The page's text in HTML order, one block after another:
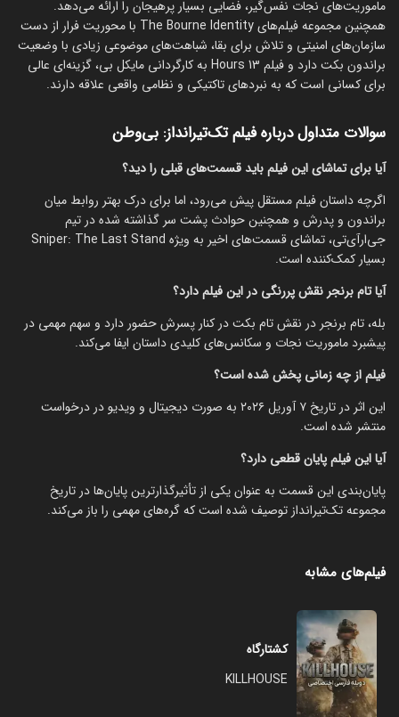
ماموریت‌های نجات نفس‌گیر، فضایی بسیار پرهیجان را ارائه می‌دهد.
همچنین مجموعه فیلم‌های The Bourne Identity با محوریت فرار از دست
سازمان‌های امنیتی و تلاش برای بقا، شباهت‌های موضوعی زیادی با وضعیت
براندون بکت دارد و فیلم 13 Hours به کارگردانی مایکل بی، گزینه‌ای عالی
برای کسانی است که به نبردهای تاکتیکی و نظامی واقعی علاقه دارند.
سوالات متداول درباره فیلم تک‌تیرانداز: بی‌وطن
آیا برای تماشای این فیلم باید قسمت‌های قبلی را دید؟
اگرچه داستان فیلم مستقل پیش می‌رود، اما برای درک بهتر روابط میان
براندون و پدرش و همچنین حوادث پشت سر گذاشته شده در تیم
جی‌ار‌آی‌تی، تماشای قسمت‌های اخیر به ویژه Sniper: The Last Stand
بسیار کمک‌کننده است.
آیا تام برنجر نقش پررنگی در این فیلم دارد؟
بله، تام برنجر در نقش تام بکت در کنار پسرش حضور دارد و سهم مهمی در
پیشبرد ماموریت نجات و سکانس‌های کلیدی داستان ایفا می‌کند.
فیلم از چه زمانی پخش شده است؟
این اثر در تاریخ ۷ آوریل ۲۰۲۶ به صورت دیجیتال و ویدیو در درخواست
منتشر شده است.
آیا این فیلم پایان قطعی دارد؟
پایان‌بندی این قسمت به عنوان یکی از تأثیرگذارترین پایان‌ها در تاریخ
مجموعه تک‌تیرانداز توصیف شده است که گره‌های مهمی را باز می‌کند.
فیلم‌های مشابه
کشتارگاه
KILLHOUSE